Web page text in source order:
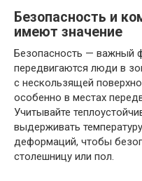
Безопасность и
имеют значение
Безопасность — важный
передвигаются люди в
с нескользящей
особенно в местах
Учитывайте
выдерживать
деформаций, чтобы
столешницу или пол.